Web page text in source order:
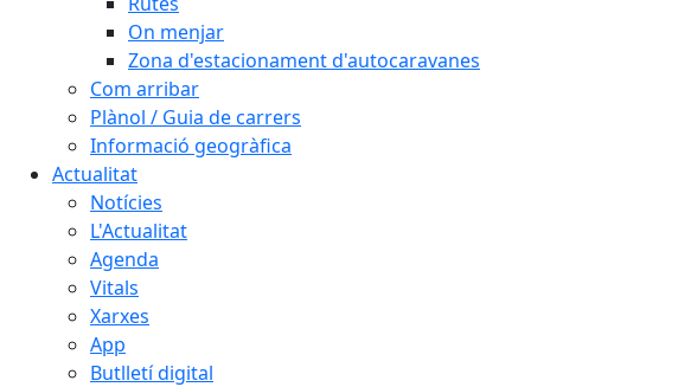
On menjar
Zona d'estacionament d'autocaravanes
Com arribar
Plànol / Guia de carrers
Informació geogràfica
Actualitat
Notícies
L'Actualitat
Agenda
Vitals
Xarxes
App
Butlletí digital